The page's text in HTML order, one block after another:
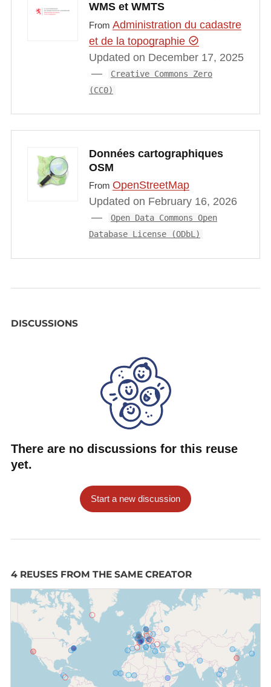
WMS et WMTS
From Administration du cadastre
et de la topographie
Updated on December 17, 2025
Creative Commons Zero
(CC0)
Données cartographiques
OSM
From OpenStreetMap
Updated on February 16, 2026
Open Data Commons Open
Database License (ODbL)
DISCUSSIONS
There are no discussions for this reuse
yet.
Start a new discussion
4 REUSES FROM THE SAME CREATOR